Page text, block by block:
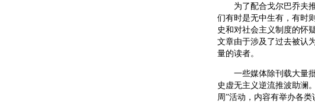
为了配合戈尔巴乔夫推
们有时是无中生有，有时
史和对社会主义制度的怀
文章由于涉及了过去被认
量的读者。
一些媒体除刊载大量批
史虚无主义逆流推波助澜
周”活动，内容有举办各